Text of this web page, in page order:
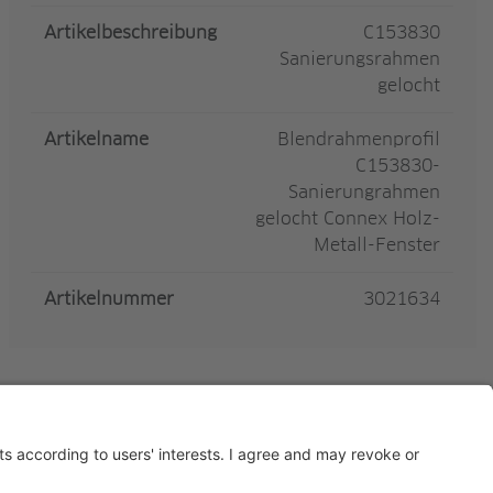
Artikelbeschreibung
C153830
Sanierungsrahmen
gelocht
Artikelname
Blendrahmenprofil
C153830-
Sanierungrahmen
gelocht Connex Holz-
Metall-Fenster
Artikelnummer 3021634